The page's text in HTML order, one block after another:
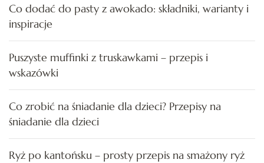
Co dodać do pasty z awokado: składniki, warianty i
inspiracje
Puszyste muffinki z truskawkami – przepis i
wskazówki
Co zrobić na śniadanie dla dzieci? Przepisy na
śniadanie dla dzieci
Ryż po kantońsku – prosty przepis na smażony ryż